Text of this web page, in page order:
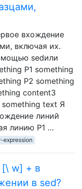
вхождение
включая их.
sedили
P1 something
P2 something
content3
text Я
линий
линию P1 …
expression
[\ w] + в
в sed?